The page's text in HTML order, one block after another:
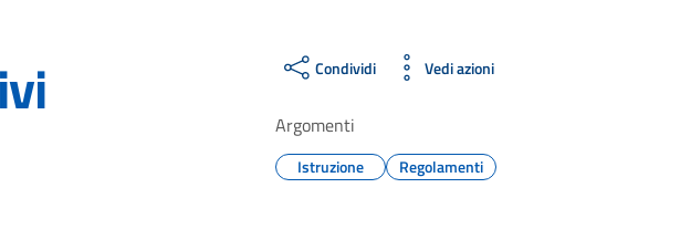
Condividi Vedi azioni
Argomenti
Istruzione Regolamenti